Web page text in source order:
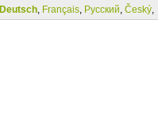
Deutsch, Français, Русский, Český,